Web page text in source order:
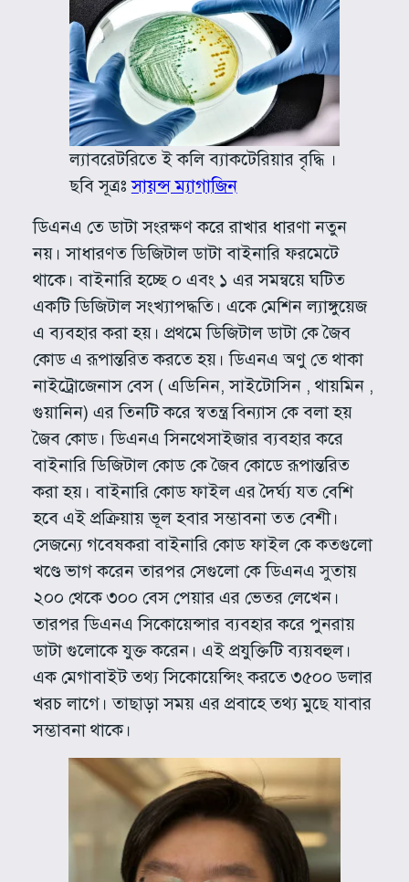
ল্যাবরেটরিতে ই কলি ব্যাকটেরিয়ার বৃদ্ধি ।
ছবি সূত্রঃসায়ন্স ম্যাগাজিন
ডিএনএ তে ডাটা সংরক্ষণ করে রাখার ধারণা নতুন
নয়। সাধারণত ডিজিটাল ডাটা বাইনারি ফরমেটে
থাকে। বাইনারি হচ্ছে ০ এবং ১ এর সমন্বয়ে ঘটিত
একটি ডিজিটাল সংখ্যাপদ্ধতি। একে মেশিন ল্যাঙ্গুয়েজ
এ ব্যবহার করা হয়। প্রথমে ডিজিটাল ডাটা কে জৈব
কোড এ রূপান্তরিত করতে হয়। ডিএনএ অণু তে থাকা
নাইট্রোজেনাস বেস ( এডিনিন, সাইটোসিন , থায়মিন ,
গুয়ানিন) এর তিনটি করে স্বতন্ত্র বিন্যাস কে বলা হয়
জৈব কোড। ডিএনএ সিনথেসাইজার ব্যবহার করে
বাইনারি ডিজিটাল কোড কে জৈব কোডে রূপান্তরিত
করা হয়। বাইনারি কোড ফাইল এর দৈর্ঘ্য যত বেশি
হবে এই প্রক্রিয়ায় ভূল হবার সম্ভাবনা তত বেশী।
সেজন্যে গবেষকরা বাইনারি কোড ফাইল কে কতগুলো
খণ্ডে ভাগ করেন তারপর সেগুলো কে ডিএনএ সুতায়
২০০ থেকে ৩০০ বেস পেয়ার এর ভেতর লেখেন।
তারপর ডিএনএ সিকোয়েন্সার ব্যবহার করে পুনরায়
ডাটা গুলোকে যুক্ত করেন। এই প্রযুক্তিটি ব্যয়বহুল।
এক মেগাবাইট তথ্য সিকোয়েন্সিং করতে ৩৫০০ ডলার
খরচ লাগে। তাছাড়া সময় এর প্রবাহে তথ্য মুছে যাবার
সম্ভাবনা থাকে।